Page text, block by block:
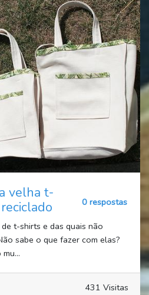
velha t-
0 respostas
t-shirts e das quais não
sabe o que fazer com elas?
431 Visitas